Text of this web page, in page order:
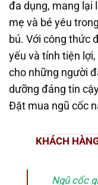
đa dụng, mang lại
mẹ và bé yêu
bú. Với công thức
yếu và tính tiện
cho những người
dưỡng đáng tin
Đặt mua ngũ cốc
KHÁCH
Ngũ cốc